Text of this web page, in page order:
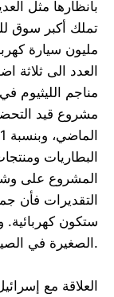
بأنظارها مثل
مليون سيارة
مشروع قيد
البطاريات
المشروع على
ستكون كهربائية.
الصغيرة في الصين اليوم، كهربائية.
العلاقة مع